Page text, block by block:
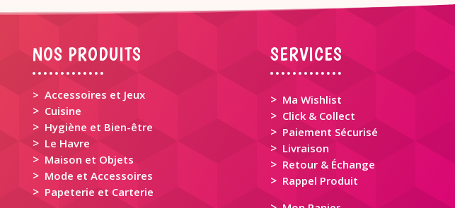
NOS PRODUITS
> Accessoires et Jeux
> Cuisine
> Hygiène et Bien-être
> Le Havre
> Maison et Objets
> Mode et Accessoires
> Papeterie et Carterie
SERVICES
> Ma Wishlist
> Click & Collect
> Paiement Sécurisé
> Livraison
> Retour & Échange
> Rappel Produit